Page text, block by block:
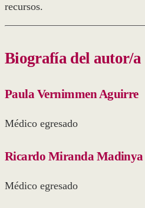
recursos.
Biografía del autor/a
Paula Vernimmen Aguirre
Médico egresado
Ricardo Miranda Madinya
Médico egresado